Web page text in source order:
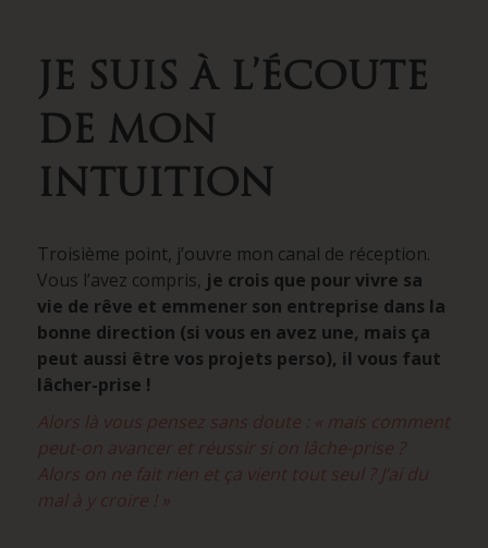
JE SUIS À L’ÉCOUTE
DE MON
INTUITION
Troisième point, j’ouvre mon canal de réception.
Vous l’avez compris, je crois que pour vivre sa
vie de rêve et emmener son entreprise dans la
bonne direction (si vous en avez une, mais ça
peut aussi être vos projets perso), il vous faut
lâcher-prise !
Alors là vous pensez sans doute : « mais comment
peut-on avancer et réussir si on lâche-prise ?
Alors on ne fait rien et ça vient tout seul ? J’ai du
mal à y croire ! »